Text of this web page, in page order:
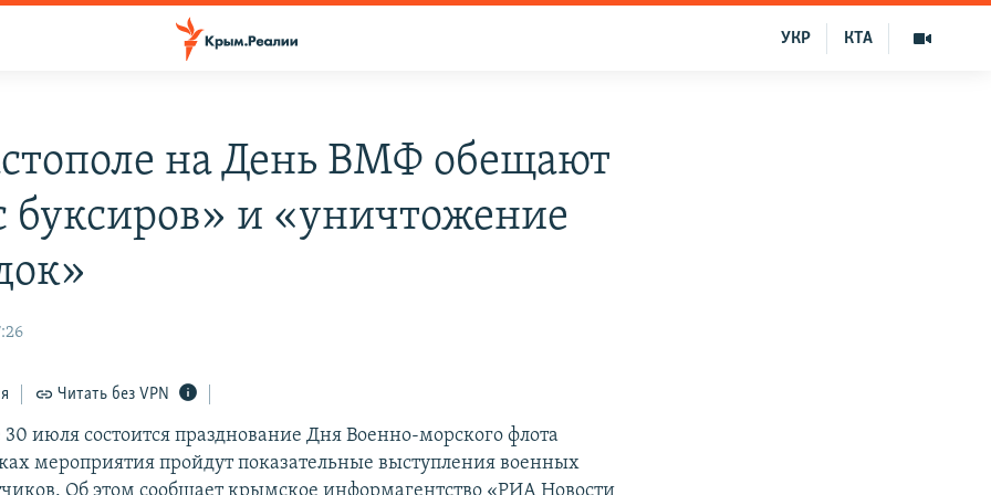
КТА
УКР
на День ВМФ обещают
буксиров» и «уничтожение
Читать без VPN
30 июля состоится празднование Дня Военно-морского флота
мероприятия пройдут показательные выступления военных